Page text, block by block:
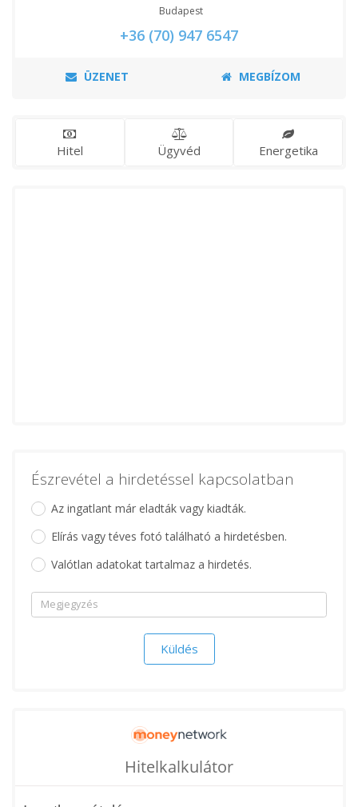
Budapest
+36 (70) 947 6547
ÜZENET MEGBÍZOM
Hitel Ügyvéd Energetika
Észrevétel a hirdetéssel kapcsolatban
Az ingatlant már eladták vagy kiadták.
Elírás vagy téves fotó található a hirdetésben.
Valótlan adatokat tartalmaz a hirdetés.